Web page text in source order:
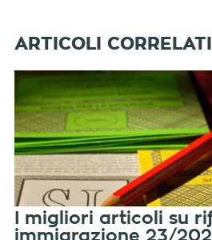
I migliori articoli su
immigrazione 23/